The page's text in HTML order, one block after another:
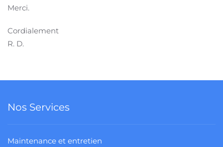
Merci.
Cordialement
R. D.
Nos Services
Maintenance et entretien